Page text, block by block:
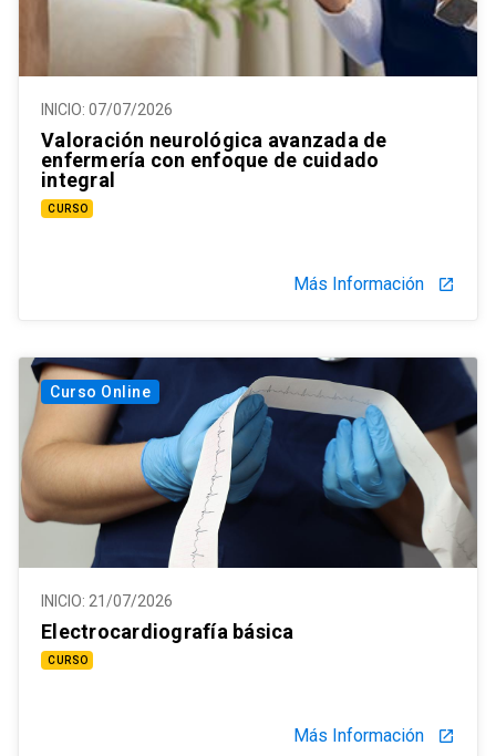
INICIO: 07/07/2026
Valoración neurológica avanzada de
enfermería con enfoque de cuidado
integral
CURSO
Más Información launch
Curso Online
INICIO: 21/07/2026
Electrocardiografía básica
CURSO
Más Información launch